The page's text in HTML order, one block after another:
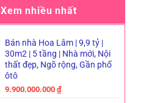
Xem nhiều nhất
Bán nhà Hoa Lâm | 9,9 tỷ |
30m2 | 5 tầng | Nhà mới, Nội
thất đẹp, Ngõ rộng, Gần phố
ôtô
9.900.000.000 ₫